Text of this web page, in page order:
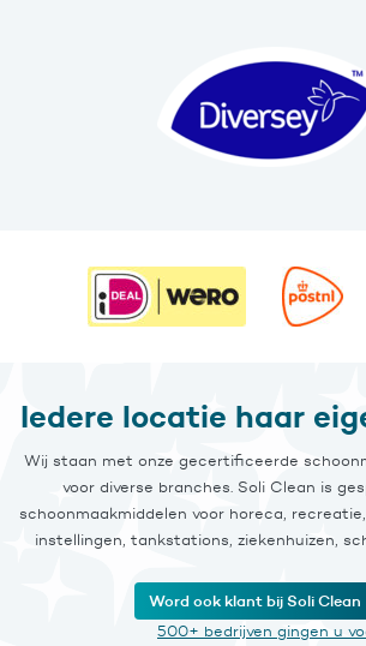
Iedere locatie haar
Wij staan met onze gecertificeerde
voor diverse branches. Soli Clean is
schoonmaakmiddelen voor horeca,
instellingen, tankstations, ziekenhuizen,
Word ook klant bij Soli Clean
500+ bedrijven gingen u